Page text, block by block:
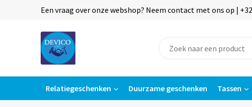
Een vraag over onze webshop? Neem contact met ons op |
Relatiegeschenken Duurzame geschenken Tassen